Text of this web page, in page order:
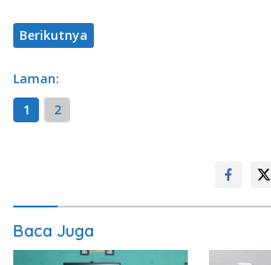
Berikutnya
Laman:
1
2
Baca Juga